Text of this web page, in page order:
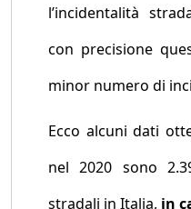
l’incidentalità
con precisione
minor numero di
Ecco alcuni dati
nel 2020 sono
stradali in Italia, in